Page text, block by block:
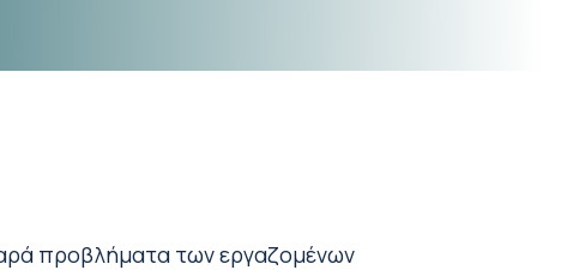
προβλήματα των εργαζομένων